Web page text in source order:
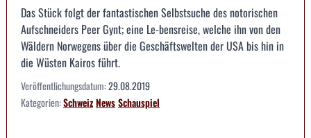
Das Stück folgt der fantastischen Selbstsuche des notorischen
Aufschneiders Peer Gynt; eine Le-bensreise, welche ihn von den
Wäldern Norwegens über die Geschäftswelten der USA bis hin in
die Wüsten Kairos führt.
Veröffentlichungsdatum:29.08.2019
Kategorien:SchweizNewsSchauspiel